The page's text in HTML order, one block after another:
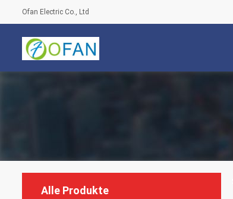
Ofan Electric Co., Ltd
Alle Produkte